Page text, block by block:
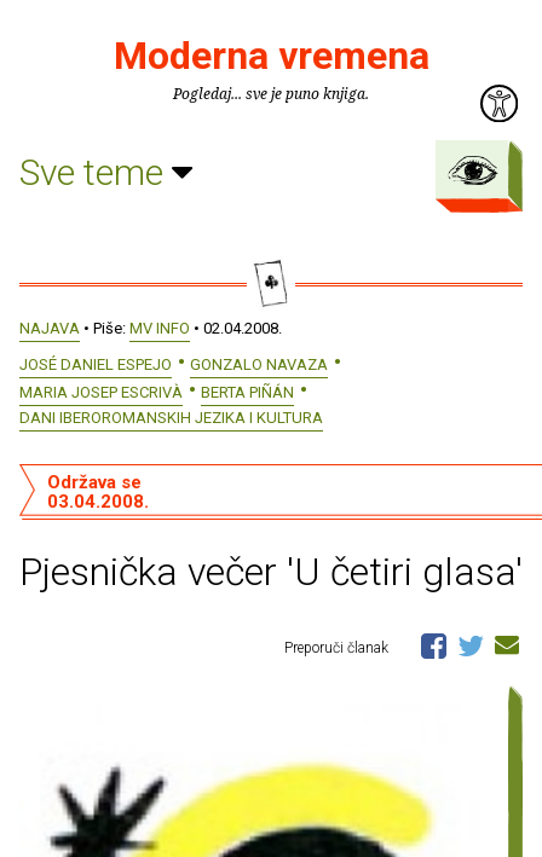
Moderna vremena
Pogledaj... sve je puno knjiga.
Sve teme
NAJAVA • Piše: MV INFO • 02.04.2008.
JOSÉ DANIEL ESPEJO
GONZALO NAVAZA
MARIA JOSEP ESCRIVÀ
BERTA PIÑÁN
DANI IBEROROMANSKIH JEZIKA I KULTURA
Pjesnička večer 'U četiri glasa'
Održava se
03.04.2008.
Preporuči članak